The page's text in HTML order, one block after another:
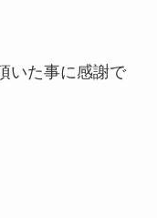
いた事に感謝で